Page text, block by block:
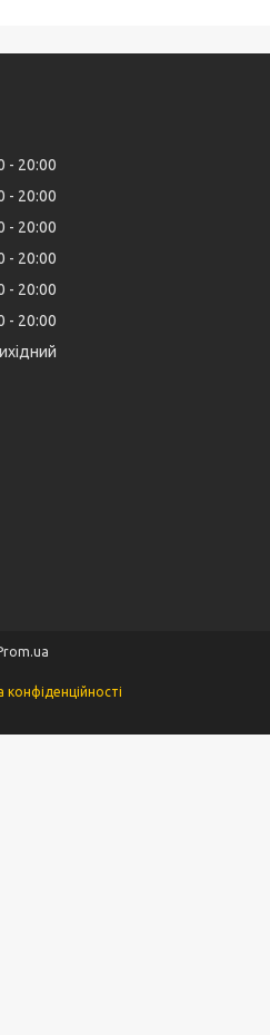
20:00
20:00
20:00
20:00
20:00
20:00
конфіденційності